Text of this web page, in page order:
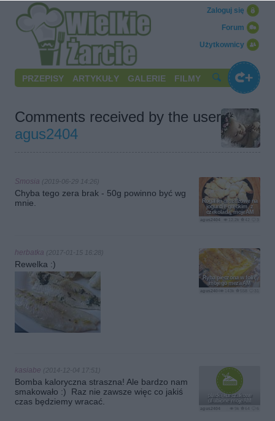
Użytkownicy
Forum
Zaloguj się
PRZEPISY ARTYKUŁY GALERIE FILMY
Comments received by the user
agus2404
Rogaliki drożdżowe na
jogurcie greckim, z
czekoladą, mojeAM
42
agus2404
Smosia (2019-06-29 14:26)
Chyba tego zera brak - 50g powinno być wg
mnie.
Ryba pieczona w folii,
mojego meza AM
143k
agus2404
herbatka (2017-01-15 16:28)
Rewelka :)
placki kurczakowe
ulubione mojeAM
64
agus2404
kasiabe (2014-12-04 17:51)
Bomba kaloryczna straszna! Ale bardzo nam
smakowało :) Raz nie zawsze więc co jakiś
czas będziemy wracać.